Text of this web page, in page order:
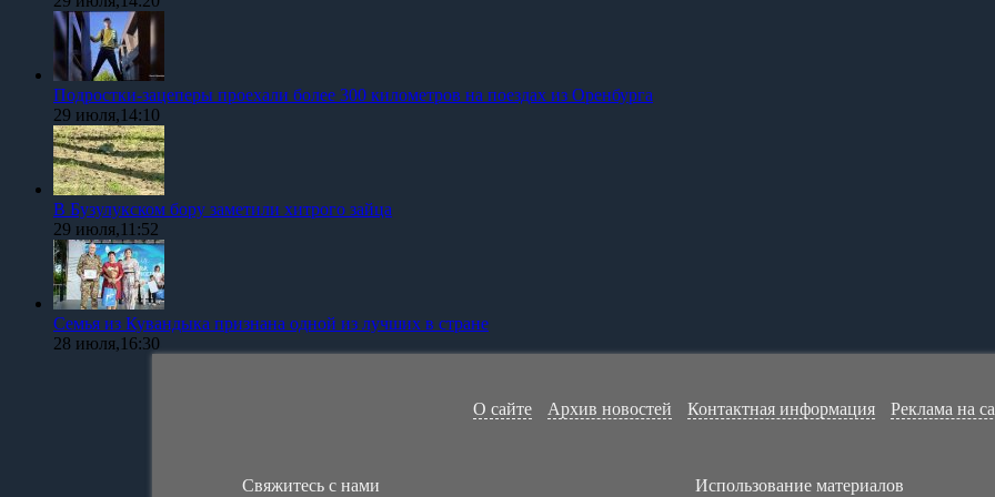
Подростки-зацеперы проехали более 300 километров на поездах из Оренбурга
29 июля,14:10
В Бузулукском бору заметили хитрого зайца
29 июля,11:52
Семья из Кувандыка признана одной из лучших в стране
28 июля,16:30
О сайте Архив новостей Контактная информация Реклама на
Свяжитесь с нами Использование материалов